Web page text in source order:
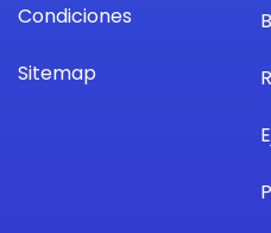
Condiciones
Sitemap